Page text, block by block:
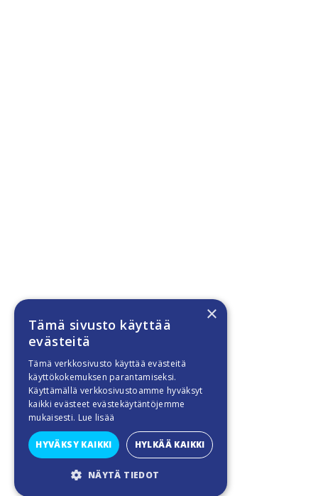
×
Tämä sivusto käyttää
evästeitä
Tämä verkkosivusto käyttää evästeitä
käyttökokemuksen parantamiseksi.
Käyttämällä verkkosivustoamme hyväksyt
kaikki evästeet evästekäytäntöjemme
mukaisesti. Lue lisää
HYVÄKSY KAIKKI HYLKÄÄ KAIKKI
NÄYTÄ TIEDOT